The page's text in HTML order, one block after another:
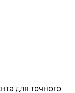
для точного